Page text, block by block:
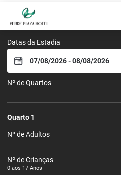
Verde Plaza
Datas da Estadia
Nº de Quartos
Quarto 1
Nº de Adultos
Nº de Crianças
0 aos 17 Anos